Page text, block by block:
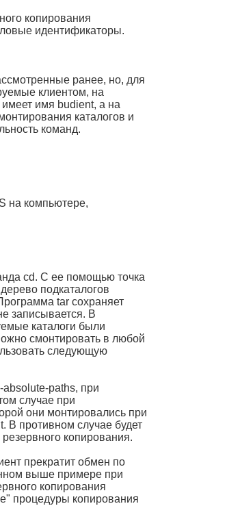
копирования
идентификаторы.
ранее, но, для
клиентом, на
имя budient, а на
каталогов и
команд.
на компьютере,
cd. С ее помощью точка
подкаталогов
tar сохраняет
записывается. В
каталоги были
смонтировать в любой
следующую
paths, при
случае при
они монтировались при
В противном случае будет
копирования.
прекратит обмен по
выше примере при
копирования
процедуры копирования